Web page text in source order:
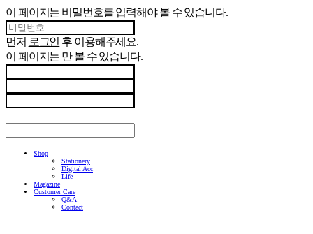
이 페이지는 비밀번호를 입력해야 볼 수 있습니다.
먼저 로그인 후 이용해주세요.
이 페이지는 만 볼 수 있습니다.
Shop
Stationery
Digital Acc
Life
Magazine
Customer Care
Q&A
Contact